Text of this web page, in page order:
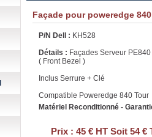
Façade pour poweredge 840
P/N Dell : KH528
Détails : Façades Serveur PE840
( Front Bezel )
Inclus Serrure + Clé
Compatible Poweredge 840 Tour
Matériel Reconditionné -
Prix : 45 € HT Soit 54 €